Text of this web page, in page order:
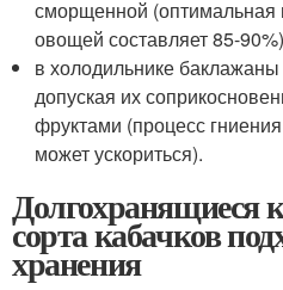
сморщенной (оптимальная
овощей составляет 85-
в холодильнике
допуская их
фруктами (процесс гниения
может ускориться).
Долгохранящиеся
сорта кабачков
хранения